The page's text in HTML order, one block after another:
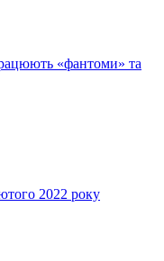
«фантоми» та
2022 року